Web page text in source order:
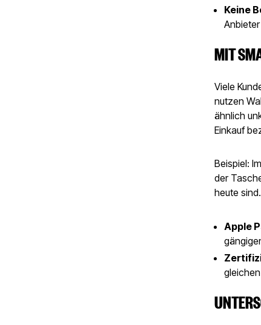
Keine
MIT
Viele
nutzen
ähnlich
Einkauf
Beispiel:
der
heute sind.
Apple